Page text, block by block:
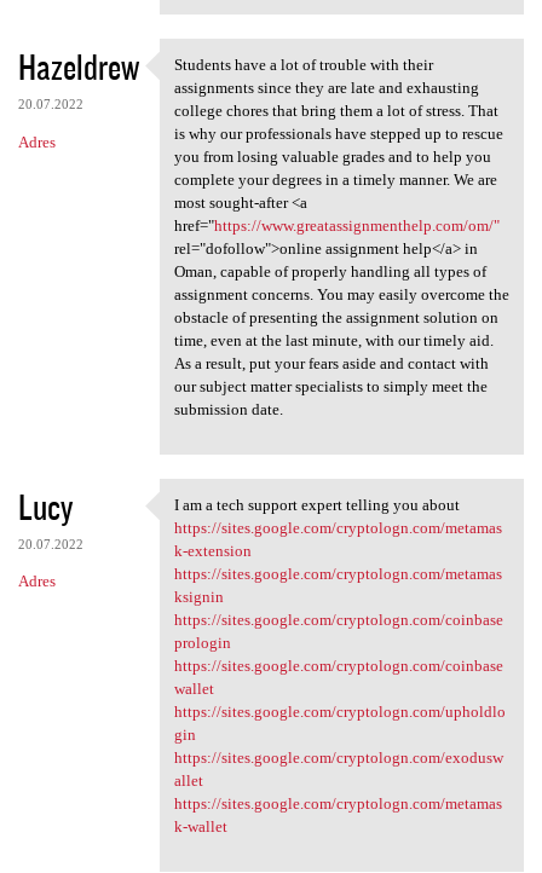
Hazeldrew
20.07.2022
Adres
Students have a lot of
Students have a lot of trouble with their
assignments since they are late and exhausting
college chores that bring them a lot of stress. That
is why our professionals have stepped up to rescue
you from losing valuable grades and to help you
complete your degrees in a timely manner. We are
most sought-after <a
href="https://www.greatassignmenthelp.com/om/"
rel="dofollow">online assignment help</a> in
Oman, capable of properly handling all types of
assignment concerns. You may easily overcome the
obstacle of presenting the assignment solution on
time, even at the last minute, with our timely aid.
As a result, put your fears aside and contact with
our subject matter specialists to simply meet the
submission date.
Lucy
20.07.2022
Adres
I am a tech support expert
I am a tech support expert telling you about
https://sites.google.com/cryptologn.com/metamas
k-extension
https://sites.google.com/cryptologn.com/metamas
ksignin
https://sites.google.com/cryptologn.com/coinbase
prologin
https://sites.google.com/cryptologn.com/coinbase
wallet
https://sites.google.com/cryptologn.com/upholdlo
gin
https://sites.google.com/cryptologn.com/exodusw
allet
https://sites.google.com/cryptologn.com/metamas
k-wallet